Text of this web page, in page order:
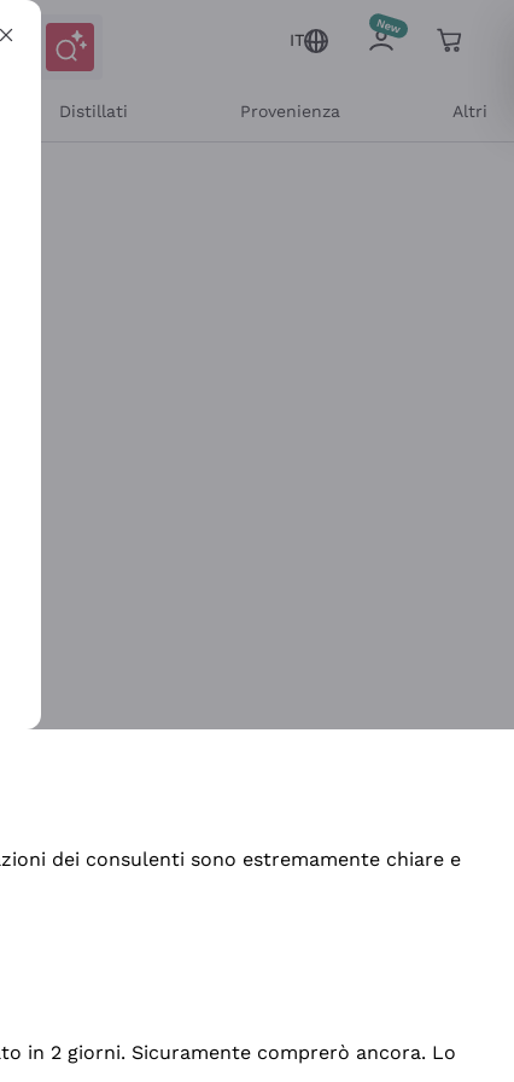
IT
Distillati Provenienza Altri
dei consulenti sono estremamente chiare e
in 2 giorni. Sicuramente comprerò ancora. Lo